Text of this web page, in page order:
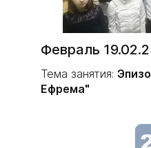
Февраль
Тема занятия:
Ефрема"